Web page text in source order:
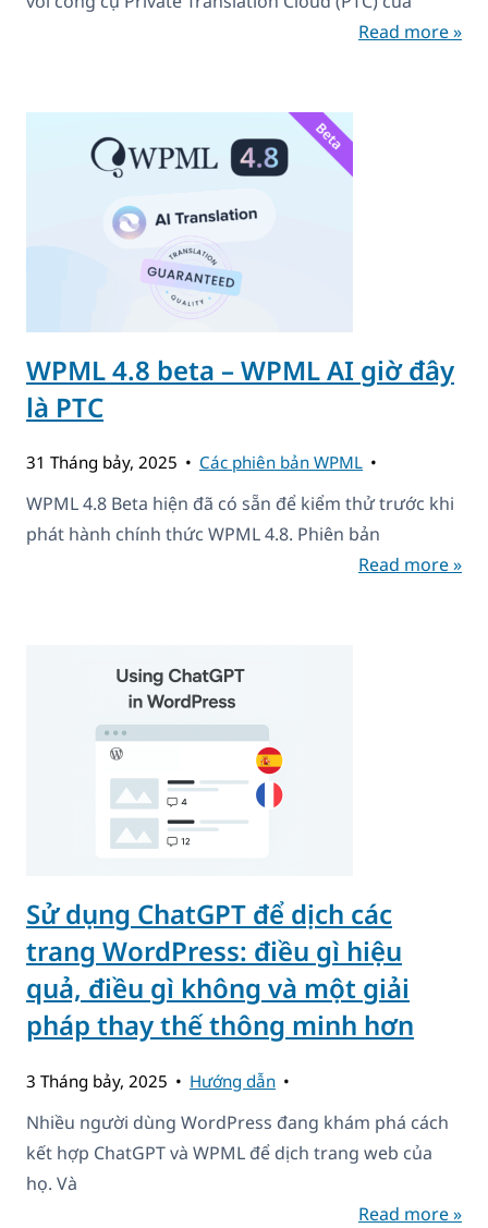
Read more »
WPML 4.8 beta – WPML AI giờ đây
là PTC
31 Tháng bảy, 2025 Các phiên bản WPML
WPML 4.8 Beta hiện đã có sẵn để kiểm thử trước khi
phát hành chính thức WPML 4.8. Phiên bản
Read more »
Sử dụng ChatGPT để dịch các
trang WordPress: điều gì hiệu
quả, điều gì không và một giải
pháp thay thế thông minh hơn
3 Tháng bảy, 2025 Hướng dẫn
Nhiều người dùng WordPress đang khám phá cách
kết hợp ChatGPT và WPML để dịch trang web của
họ. Và
Read more »